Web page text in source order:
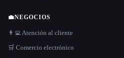
💼NEGOCIOS
👨‍💻 Atención al cliente
🛒 Comercio electrónico